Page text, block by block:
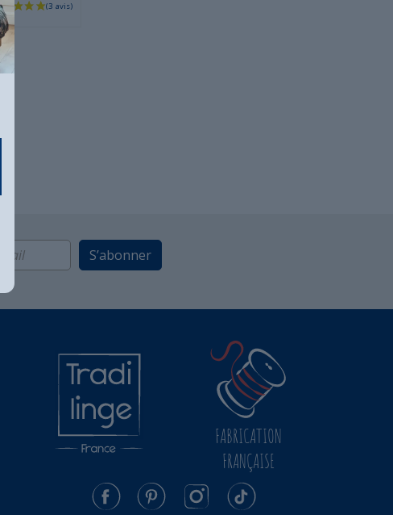
S’abonner
FABRICATION
FRANÇAISE